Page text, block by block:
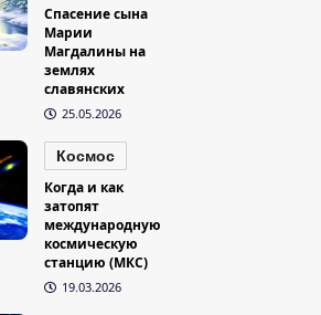
Спасение сына
Марии
Магдалины на
землях
славянских
25.05.2026
Космос
Когда и как
затопят
международную
космическую
станцию (МКС)
19.03.2026